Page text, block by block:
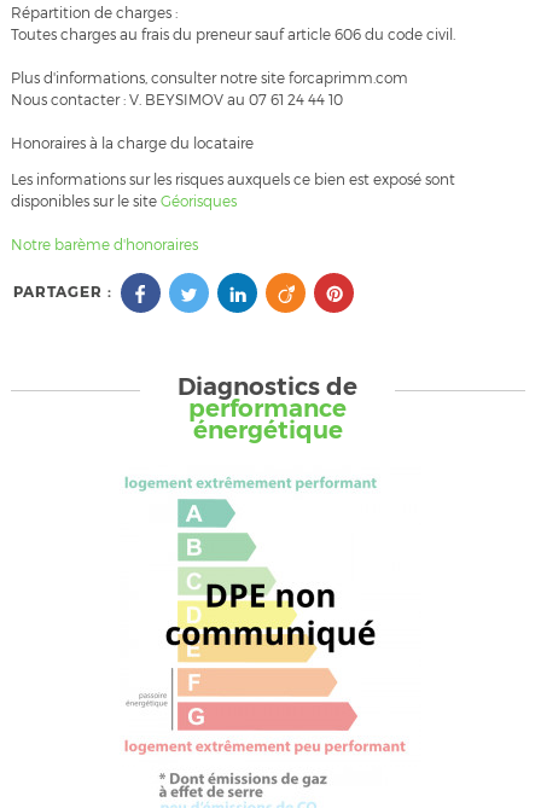
Répartition de charges :
Toutes charges au frais du preneur sauf article 606 du code civil.
Plus d'informations, consulter notre site forcaprimm.com
Nous contacter : V. BEYSIMOV au 07 61 24 44 10
Honoraires à la charge du locataire
Les informations sur les risques auxquels ce bien est exposé sont
disponibles sur le site Géorisques
Notre barème d'honoraires
PARTAGER :
Diagnostics de
performance
énergétique